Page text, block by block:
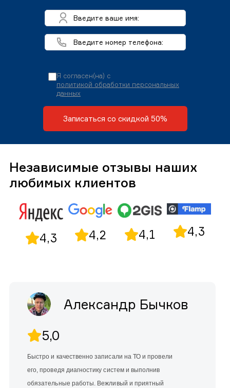
Я согласен(на) с
политикой обработки персональных
данных
Записаться со скидкой 50%
Независимые отзывы наших
любимых клиентов
4,3 4,2 4,1 4,3
Александр Бычков
5,0
Быстро и качественно записали на ТО и провели
его, проведя диагностику систем и выполнив
обязательные работы. Вежливый и приятный